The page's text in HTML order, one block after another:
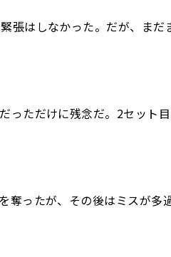
はしなかった。だが、ま
ただけに残念だ。2セット
ったが、その後はミスが多